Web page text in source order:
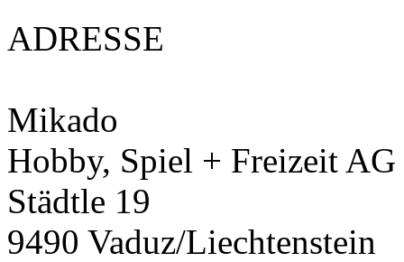
ADRESSE
Mikado
Hobby, Spiel + Freizeit AG
Städtle 19
9490 Vaduz/Liechtenstein